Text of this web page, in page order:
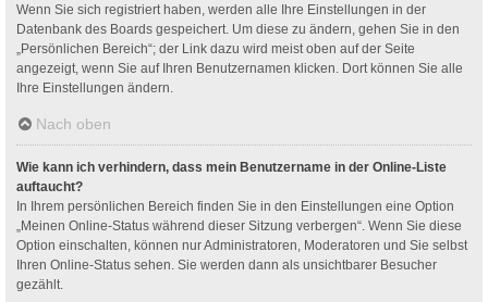
Wenn Sie sich registriert haben, werden alle Ihre Einstellungen in der
Datenbank des Boards gespeichert. Um diese zu ändern, gehen Sie in den
„Persönlichen Bereich“; der Link dazu wird meist oben auf der Seite
angezeigt, wenn Sie auf Ihren Benutzernamen klicken. Dort können Sie alle
Ihre Einstellungen ändern.
Nach oben
Wie kann ich verhindern, dass mein Benutzername in der Online-Liste
auftaucht?
In Ihrem persönlichen Bereich finden Sie in den Einstellungen eine Option
„Meinen Online-Status während dieser Sitzung verbergen“. Wenn Sie diese
Option einschalten, können nur Administratoren, Moderatoren und Sie selbst
Ihren Online-Status sehen. Sie werden dann als unsichtbarer Besucher
gezählt.